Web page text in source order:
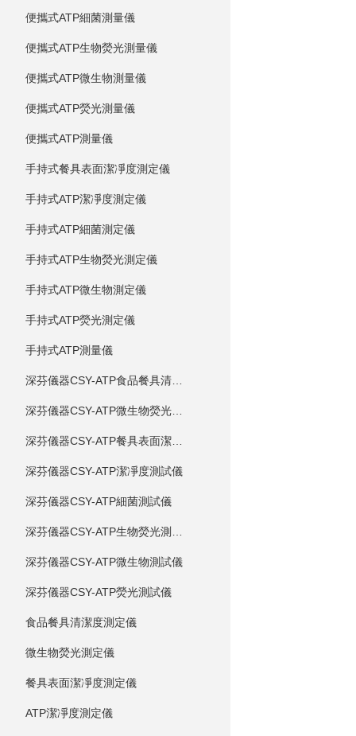
便攜式ATP細菌測量儀
便攜式ATP生物熒光測量儀
便攜式ATP微生物測量儀
便攜式ATP熒光測量儀
便攜式ATP測量儀
手持式餐具表面潔凈度測定儀
手持式ATP潔凈度測定儀
手持式ATP細菌測定儀
手持式ATP生物熒光測定儀
手持式ATP微生物測定儀
手持式ATP熒光測定儀
手持式ATP測量儀
深芬儀器CSY-ATP潔凈度測試儀
深芬儀器CSY-ATP細菌測試儀
深芬儀器CSY-ATP微生物測試儀
深芬儀器CSY-ATP熒光測試儀
食品餐具清潔度測定儀
微生物熒光測定儀
餐具表面潔凈度測定儀
ATP潔凈度測定儀